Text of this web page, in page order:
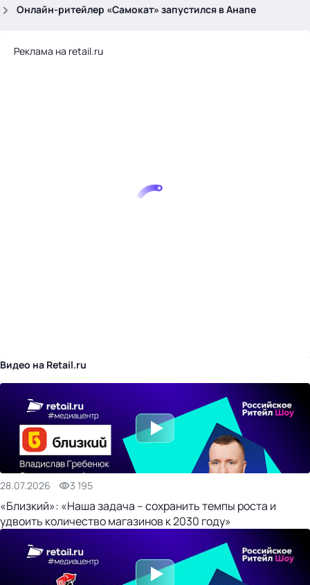
Онлайн-ритейлер «Самокат» запустился в Анапе
Реклама на retail.ru
Видео на Retail.ru
28.07.2026 3 195
«Близкий»: «Наша задача – сохранить темпы роста и
удвоить количество магазинов к 2030 году»